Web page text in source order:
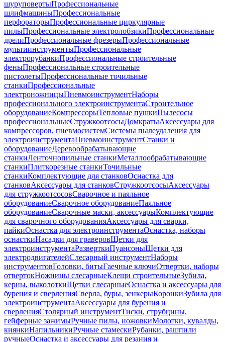
шуруповертыПрофессиональные
шлифмашиныПрофессиональные
перфораторыПрофессиональные циркулярные
пилыПрофессиональные электролобзикиПрофессиональные
дрелиПрофессиональные фрезерыПрофессиональные
мультиинструментыПрофессиональные
электрорубанкиПрофессиональные строительные
феныПрофессиональные строительные
пистолетыПрофессиональные точильные
станкиПрофессиональные
электроножницыПневмоинструментНаборы
профессионального электроинструментаСтроительное
оборудованиеКомпрессорыТепловые пушкиПылесосы
профессиональныеСтружкоотсосыДомкратыАксессуары для
компрессоров, пневмосистемСистемы пылеудаления для
электроинструментаПневмоинструментСтанки и
оборудованиеДеревообрабатывающие
станкиЛенточнопильные станкиМеталлообрабатывающие
станкиПлиткорезные станкиТочильные
станкиКомплектующие для станковОснастка для
станковАксессуары для станковСтружкоотсосыАксессуары
для стружкоотсосовСварочное и паяльное
оборудованиеСварочное оборудованиеПаяльное
оборудованиеСварочные маски, аксессуарыКомплектующие
для сварочного оборудованияАксессуары для сварки,
пайкиОснастка для электроинструментаОснастка, наборы
оснасткиНасадки для граверовЩетки для
электроинструментаРазверткиПуансоныЩетки для
электродвигателейСлесарный инструментНаборы
инструментовГоловки, битыГаечные ключиОтвертки, наборы
отвертокНожницы слесарныеКлещи строительныеЗубила,
керны, выколоткиЩетки слесарныеОснастка и аксессуары для
бурения и сверленияСверла, буры, зенкерыКоронкиЗубила для
электроинструментаАксессуары для бурения и
сверленияСтолярный инструментТиски, струбцины,
гейферные зажимыРучные пилы, ножовкиМолотки, кувалды,
киянкиНапильникиРучные стамескиРубанки, рашпили
ручныеОснастка и аксессуары для резания и